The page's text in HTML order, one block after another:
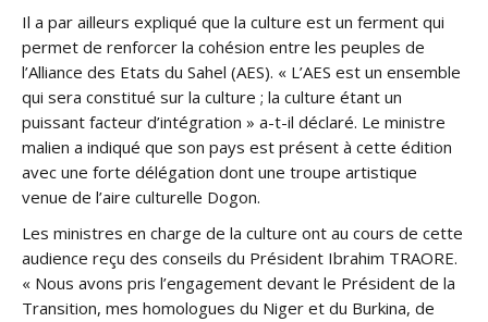
Il a par ailleurs expliqué que la culture est un ferment qui
permet de renforcer la cohésion entre les peuples de
l’Alliance des Etats du Sahel (AES). « L’AES est un ensemble
qui sera constitué sur la culture ; la culture étant un
puissant facteur d’intégration » a-t-il déclaré. Le ministre
malien a indiqué que son pays est présent à cette édition
avec une forte délégation dont une troupe artistique
venue de l’aire culturelle Dogon.
Les ministres en charge de la culture ont au cours de cette
audience reçu des conseils du Président Ibrahim TRAORE.
« Nous avons pris l’engagement devant le Président de la
Transition, mes homologues du Niger et du Burkina, de